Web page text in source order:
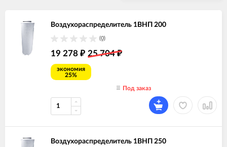
Воздухораспределитель 1ВНП 200
(0)
19 278 ₽ 25 704₽
экономия
25%
Под заказ
Воздухораспределитель 1ВНП 250